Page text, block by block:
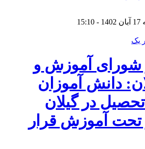
یک
شورای آموزش و
دانش آموزان
تحصیل در گیلان
آموزش قرار